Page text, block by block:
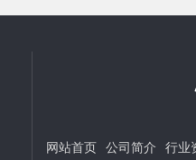
网站首页 公司简介 行业